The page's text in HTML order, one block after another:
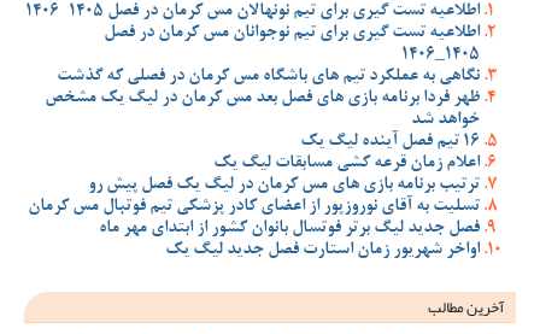
اطلاعیه تست گیری برای تیم نونهالان مس کرمان در فصل 1405-1406
اطلاعیه تست گیری برای تیم نوجوانان مس کرمان در فصل
1405_1406
نگاهی به عملکرد تیم های باشگاه مس کرمان در فصلی که گذشت
ظهر فردا برنامه بازی های فصل بعد مس کرمان در لیگ یک مشخص
خواهد شد
16 تیم فصل آینده لیگ یک
اعلام زمان قرعه کشی مسابقات لیگ یک
ترتیب برنامه بازی های مس کرمان در لیگ یک فصل پیش رو
تسلیت به آقای نوروزپور از اعضای کادر پزشکی تیم فوتبال مس کرمان
فصل جدید لیگ برتر فوتسال بانوان کشور از ابتدای مهر ماه
اواخر شهریور زمان استارت فصل جدید لیگ یک
آخرین مطالب